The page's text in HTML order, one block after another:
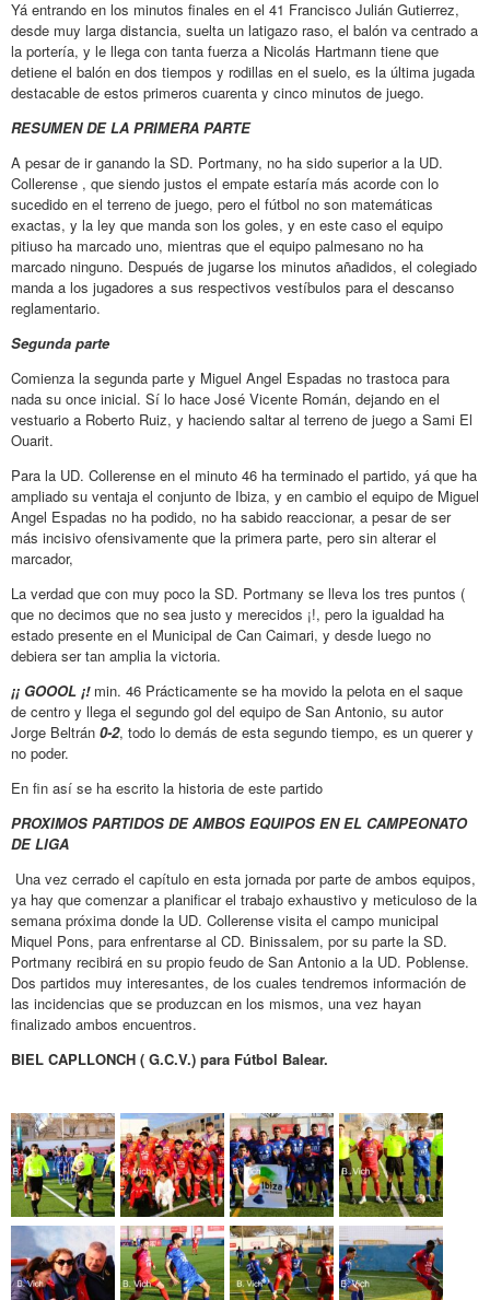
Yá entrando en los minutos finales en el 41 Francisco Julián Gutierrez,
desde muy larga distancia, suelta un latigazo raso, el balón va centrado a
la portería, y le llega con tanta fuerza a Nicolás Hartmann tiene que
detiene el balón en dos tiempos y rodillas en el suelo, es la última jugada
destacable de estos primeros cuarenta y cinco minutos de juego.
RESUMEN DE LA PRIMERA PARTE
A pesar de ir ganando la SD. Portmany, no ha sido superior a la UD.
Collerense , que siendo justos el empate estaría más acorde con lo
sucedido en el terreno de juego, pero el fútbol no son matemáticas
exactas, y la ley que manda son los goles, y en este caso el equipo
pitiuso ha marcado uno, mientras que el equipo palmesano no ha
marcado ninguno. Después de jugarse los minutos añadidos, el colegiado
manda a los jugadores a sus respectivos vestíbulos para el descanso
reglamentario.
Segunda parte
Comienza la segunda parte y Miguel Angel Espadas no trastoca para
nada su once inicial. Sí lo hace José Vicente Román, dejando en el
vestuario a Roberto Ruiz, y haciendo saltar al terreno de juego a Sami El
Ouarit.
Para la UD. Collerense en el minuto 46 ha terminado el partido, yá que ha
ampliado su ventaja el conjunto de Ibiza, y en cambio el equipo de Miguel
Angel Espadas no ha podido, no ha sabido reaccionar, a pesar de ser
más incisivo ofensivamente que la primera parte, pero sin alterar el
marcador,
La verdad que con muy poco la SD. Portmany se lleva los tres puntos (
que no decimos que no sea justo y merecidos ¡!, pero la igualdad ha
estado presente en el Municipal de Can Caimari, y desde luego no
debiera ser tan amplia la victoria.
¡¡ GOOOL ¡! min. 46 Prácticamente se ha movido la pelota en el saque
de centro y llega el segundo gol del equipo de San Antonio, su autor
Jorge Beltrán 0-2, todo lo demás de esta segundo tiempo, es un querer y
no poder.
En fin así se ha escrito la historia de este partido
PROXIMOS PARTIDOS DE AMBOS EQUIPOS EN EL CAMPEONATO
DE LIGA
Una vez cerrado el capítulo en esta jornada por parte de ambos equipos,
ya hay que comenzar a planificar el trabajo exhaustivo y meticuloso de la
semana próxima donde la UD. Collerense visita el campo municipal
Miquel Pons, para enfrentarse al CD. Binissalem, por su parte la SD.
Portmany recibirá en su propio feudo de San Antonio a la UD. Poblense.
Dos partidos muy interesantes, de los cuales tendremos información de
las incidencias que se produzcan en los mismos, una vez hayan
finalizado ambos encuentros.
BIEL CAPLLONCH ( G.C.V.) para Fútbol Balear.